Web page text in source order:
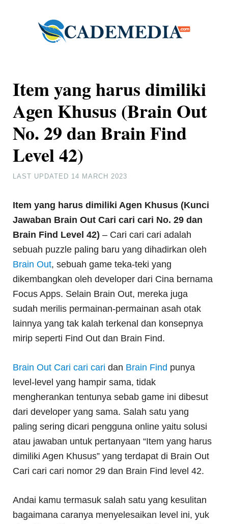
Item yang harus dimiliki
Agen Khusus (Brain Out
No. 29 dan Brain Find
Level 42)
LAST UPDATED 14 MARCH 2023
Item yang harus dimiliki Agen Khusus (Kunci
Jawaban Brain Out Cari cari cari No. 29 dan
Brain Find Level 42) – Cari cari cari adalah
sebuah puzzle paling baru yang dihadirkan oleh
Brain Out, sebuah game teka-teki yang
dikembangkan oleh developer dari Cina bernama
Focus Apps. Selain Brain Out, mereka juga
sudah merilis permainan-permainan asah otak
lainnya yang tak kalah terkenal dan konsepnya
mirip seperti Find Out dan Brain Find.
Brain Out Cari cari cari dan Brain Find punya
level-level yang hampir sama, tidak
mengherankan tentunya sebab game ini dibesut
dari developer yang sama. Salah satu yang
paling sering dicari pengguna online yaitu solusi
atau jawaban untuk pertanyaan “Item yang harus
dimiliki Agen Khusus” yang terdapat di Brain Out
Cari cari cari nomor 29 dan Brain Find level 42.
Andai kamu termasuk salah satu yang kesulitan
bagaimana caranya menyelesaikan level ini, yuk